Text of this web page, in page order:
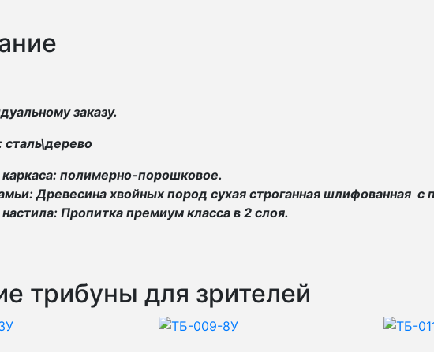
заказу.
полимерно-порошковое.
Древесина хвойных пород сухая строганная шлифованная с
Пропитка премиум класса в 2 слоя.
трибуны для зрителей